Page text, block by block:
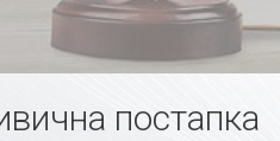
постапка